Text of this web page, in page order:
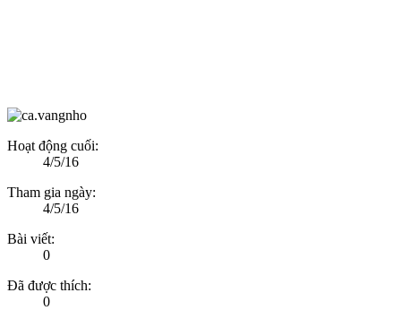
Hoạt động cuối:
4/5/16
Tham gia ngày:
4/5/16
Bài viết:
0
Đã được thích:
0